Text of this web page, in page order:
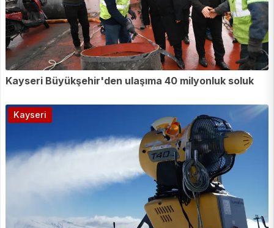
Kayseri Büyükşehir'den ulaşıma 40 milyonluk soluk
Kayseri